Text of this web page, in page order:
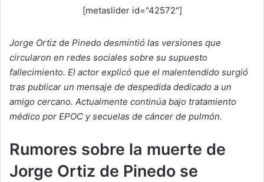
[metaslider id="42572"]
Jorge Ortiz de Pinedo desmintió las versiones que
circularon en redes sociales sobre su supuesto
fallecimiento. El actor explicó que el malentendido surgió
tras publicar un mensaje de despedida dedicado a un
amigo cercano. Actualmente continúa bajo tratamiento
médico por EPOC y secuelas de cáncer de pulmón.
Rumores sobre la muerte de
Jorge Ortiz de Pinedo se